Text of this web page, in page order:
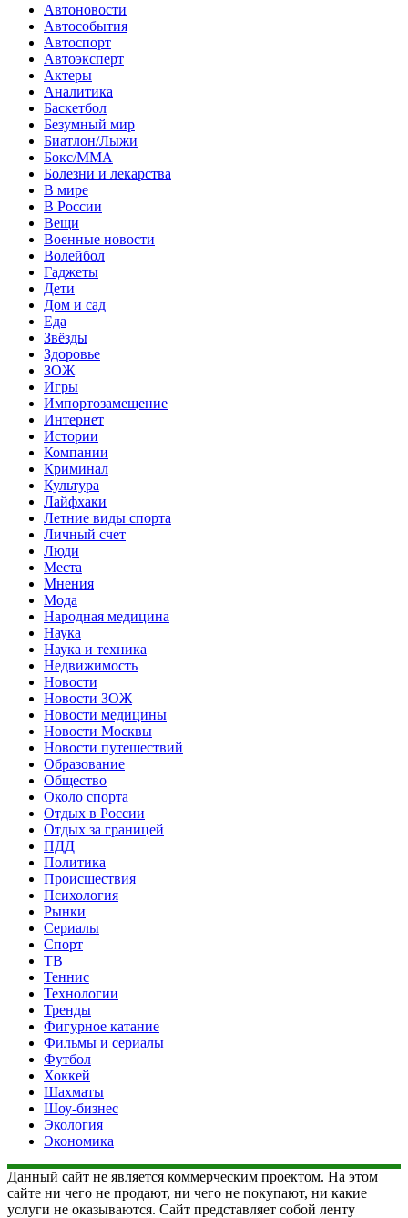
Автоновости
Автособытия
Автоспорт
Автоэксперт
Актеры
Аналитика
Баскетбол
Безумный мир
Биатлон/Лыжи
Бокс/MMA
Болезни и лекарства
В мире
В России
Вещи
Военные новости
Волейбол
Гаджеты
Дети
Дом и сад
Еда
Звёзды
Здоровье
ЗОЖ
Игры
Импортозамещение
Интернет
Истории
Компании
Криминал
Культура
Лайфхаки
Летние виды спорта
Личный счет
Люди
Места
Мнения
Мода
Народная медицина
Наука
Наука и техника
Недвижимость
Новости
Новости ЗОЖ
Новости медицины
Новости Москвы
Новости путешествий
Образование
Общество
Около спорта
Отдых в России
Отдых за границей
ПДД
Политика
Происшествия
Психология
Рынки
Сериалы
Спорт
ТВ
Теннис
Технологии
Тренды
Фигурное катание
Фильмы и сериалы
Футбол
Хоккей
Шахматы
Шоу-бизнес
Экология
Экономика
Данный сайт не является коммерческим проектом. На этом
сайте ни чего не продают, ни чего не покупают, ни какие
услуги не оказываются. Сайт представляет собой ленту